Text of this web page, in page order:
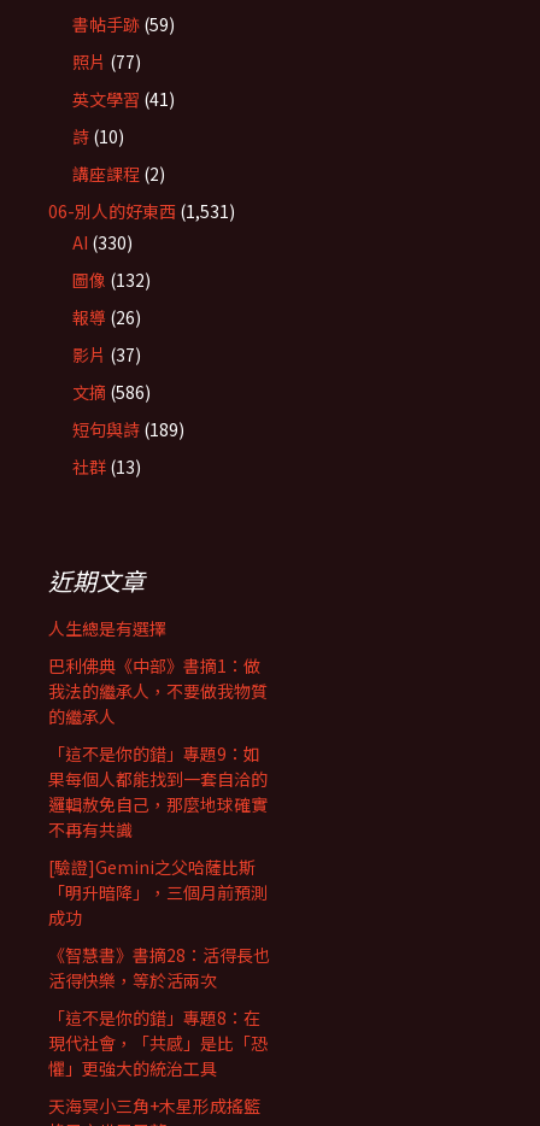
書帖手跡 (59)
照片 (77)
英文學習 (41)
詩 (10)
講座課程 (2)
06-別人的好東西 (1,531)
AI (330)
圖像 (132)
報導 (26)
影片 (37)
文摘 (586)
短句與詩 (189)
社群 (13)
近期文章
人生總是有選擇
巴利佛典《中部》書摘1：做
我法的繼承人，不要做我物質
的繼承人
「這不是你的錯」專題9：如
果每個人都能找到一套自洽的
邏輯赦免自己，那麼地球確實
不再有共識
[驗證]Gemini之父哈薩比斯
「明升暗降」，三個月前預測
成功
《智慧書》書摘28：活得長也
活得快樂，等於活兩次
「這不是你的錯」專題8：在
現代社會，「共感」是比「恐
懼」更強大的統治工具
天海冥小三角+木星形成搖籃